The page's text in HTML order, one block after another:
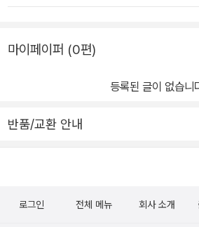
수 있다. 강의 시간이 길지도 않고, 딱 모르
있도록 만들어져 있기 때문에 체력과 시간
할 수 있었는데, 아예 컴활이 뭔지도 몰라서
컴활에 익숙해질 수 있도록 큰 도움을 받았
구성하는 과목인 컴퓨터의 일반, 스프레드
으로 공부하면서 좋았던 점은 책이 굉장히
하기가 좋았어요.그리고 2024년 시험 버전
자료들이 계속 업데이트가 되니 책을 구매
민하고 계시는 분들은 이 책으로 가시면 될
마이페이퍼 (0편)
등록된 글이 없습니
반품/교환 안내
로그인 전체 메뉴 회사 소개